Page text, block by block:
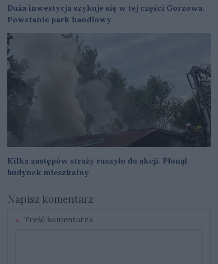
Duża inwestycja szykuje się w tej części Gorzowa.
Powstanie park handlowy
Kilka zastępów straży ruszyło do akcji. Płonął
budynek mieszkalny
Napisz komentarz
Treść komentarza